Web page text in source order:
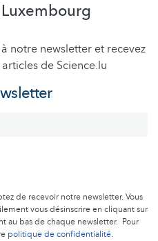
notre newsletter et recevez
de Science.lu
de recevoir notre newsletter. Vous
vous désinscrire en cliquant sur
au bas de chaque newsletter. Pour
politique de confidentialité.